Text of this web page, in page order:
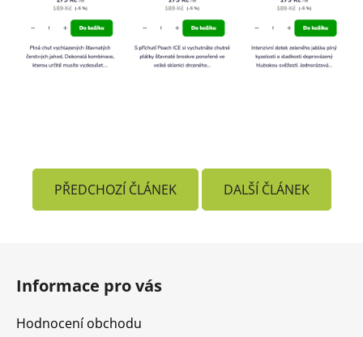
PŘEDCHOZÍ ČLÁNEK DALŠÍ ČLÁNEK
Informace pro vás
Hodnocení obchodu